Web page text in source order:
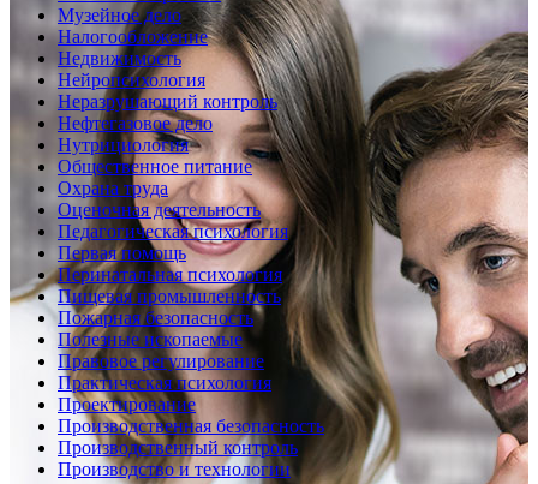
Музейное дело
Налогообложение
Недвижимость
Нейропсихология
Неразрушающий контроль
Нефтегазовое дело
Нутрициология
Общественное питание
Охрана труда
Оценочная деятельность
Педагогическая психология
Первая помощь
Перинатальная психология
Пищевая промышленность
Пожарная безопасность
Полезные ископаемые
Правовое регулирование
Практическая психология
Проектирование
Производственная безопасность
Производственный контроль
Производство и технологии